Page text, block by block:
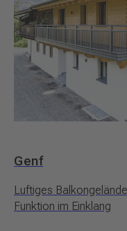
Genf
Luftiges
Funktion im Einklang